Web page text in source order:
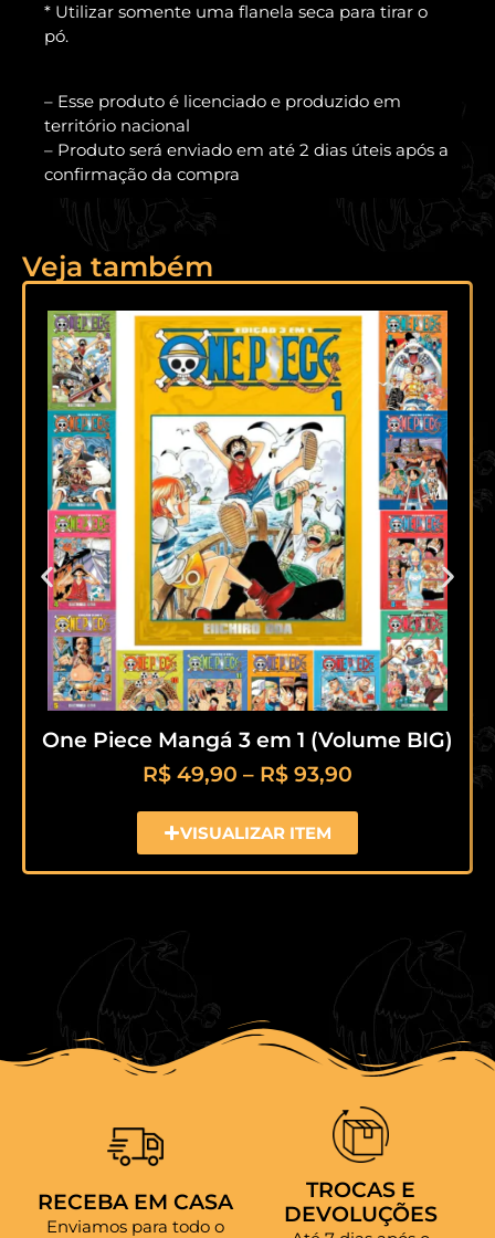
* Utilizar somente uma flanela seca para tirar o
pó.
– Esse produto é licenciado e produzido em
território nacional
– Produto será enviado em até 2 dias úteis após a
confirmação da compra
Veja também
One Piece Mangá 3 em 1 (Volume BIG)
R$ 49,90 – R$ 93,90
VISUALIZAR ITEM
RECEBA EM CASA
Enviamos para todo o
TROCAS E
DEVOLUÇÕES